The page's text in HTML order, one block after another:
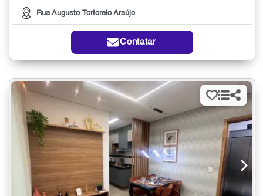
Rua Augusto Tortorelo Araújo
Contatar